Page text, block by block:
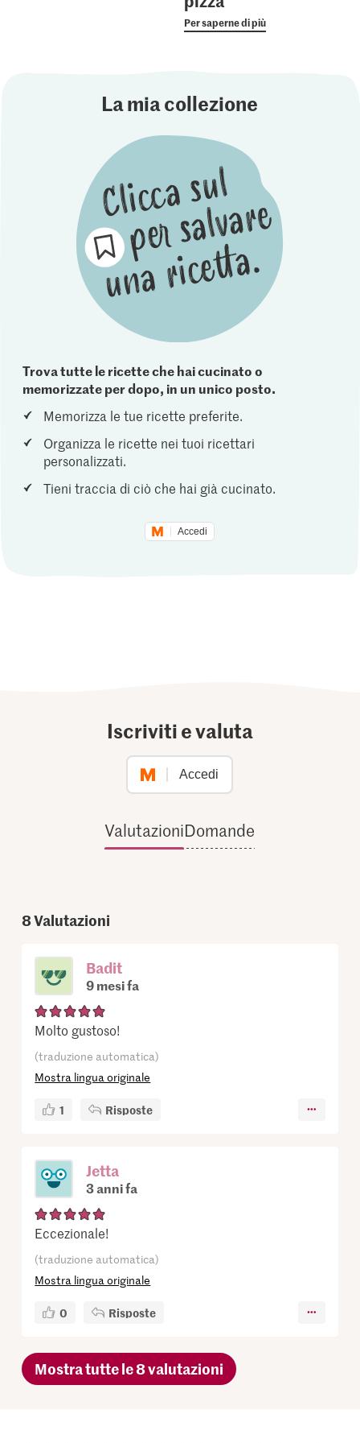
Per saperne di più
La mia collezione
Trova tutte le ricette che hai cucinato o
memorizzate per dopo, in un unico posto.
Memorizza le tue ricette preferite.
Organizza le ricette nei tuoi ricettari
personalizzati.
Tieni traccia di ciò che hai già cucinato.
Accedi
Iscriviti e valuta
Accedi
ValutazioniDomande
8Valutazioni
Badit
9 mesi fa
Molto gustoso!
(traduzione automatica)
Mostra lingua originale
1 Risposte
Jetta
3 anni fa
Eccezionale!
(traduzione automatica)
Mostra lingua originale
0 Risposte
Mostra tutte le 8 valutazioni